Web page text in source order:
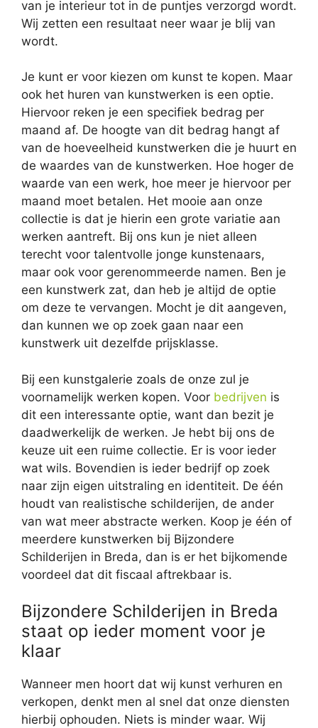
van je interieur tot in de puntjes verzorgd wordt.
Wij zetten een resultaat neer waar je blij van
wordt.
Je kunt er voor kiezen om kunst te kopen. Maar
ook het huren van kunstwerken is een optie.
Hiervoor reken je een specifiek bedrag per
maand af. De hoogte van dit bedrag hangt af
van de hoeveelheid kunstwerken die je huurt en
de waardes van de kunstwerken. Hoe hoger de
waarde van een werk, hoe meer je hiervoor per
maand moet betalen. Het mooie aan onze
collectie is dat je hierin een grote variatie aan
werken aantreft. Bij ons kun je niet alleen
terecht voor talentvolle jonge kunstenaars,
maar ook voor gerenommeerde namen. Ben je
een kunstwerk zat, dan heb je altijd de optie
om deze te vervangen. Mocht je dit aangeven,
dan kunnen we op zoek gaan naar een
kunstwerk uit dezelfde prijsklasse.
Bij een kunstgalerie zoals de onze zul je
voornamelijk werken kopen. Voor bedrijven is
dit een interessante optie, want dan bezit je
daadwerkelijk de werken. Je hebt bij ons de
keuze uit een ruime collectie. Er is voor ieder
wat wils. Bovendien is ieder bedrijf op zoek
naar zijn eigen uitstraling en identiteit. De één
houdt van realistische schilderijen, de ander
van wat meer abstracte werken. Koop je één of
meerdere kunstwerken bij Bijzondere
Schilderijen in Breda, dan is er het bijkomende
voordeel dat dit fiscaal aftrekbaar is.
Bijzondere Schilderijen in Breda
staat op ieder moment voor je
klaar
Wanneer men hoort dat wij kunst verhuren en
verkopen, denkt men al snel dat onze diensten
hierbij ophouden. Niets is minder waar. Wij